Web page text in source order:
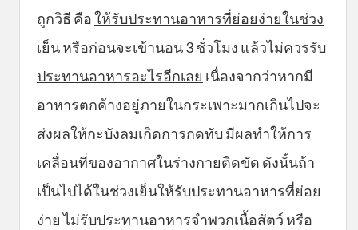
ถูกวิธี คือให้รับประทานอาหารที่ย่อยง่ายในช่วง
เย็น หรือก่อนจะเข้านอน 3 ชั่วโมง แล้วไม่ควรรับ
ประทานอาหารอะไรอีกเลย เนื่องจากว่าหากมี
อาหารตกค้างอยู่ภายในกระเพาะมากเกินไปจะ
ส่งผลให้กะบังลมเกิดการกดทับ มีผลทำให้การ
เคลื่อนที่ของอากาศในร่างกายติดขัด ดังนั้นถ้า
เป็นไปได้ในช่วงเย็นให้รับประทานอาหารที่ย่อย
ง่าย ไม่รับประทานอาหารจำพวกเนื้อสัตว์ หรือ